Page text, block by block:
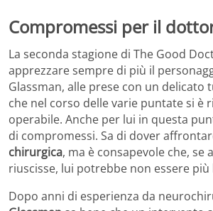
Compromessi per il
La seconda stagione di The Good
apprezzare sempre di più il
Glassman, alle prese con un delicato
che nel corso delle varie puntate si è
operabile. Anche per lui in questa
di compromessi. Sa di dover
chirurgica, ma è consapevole che, se
riuscisse, lui potrebbe non essere più
Dopo anni di esperienza da